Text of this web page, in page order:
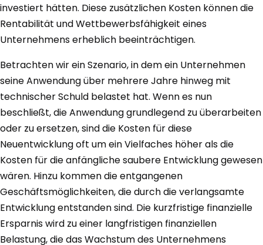
investiert hätten. Diese zusätzlichen Kosten können die
Rentabilität und Wettbewerbsfähigkeit eines
Unternehmens erheblich beeinträchtigen.
Betrachten wir ein Szenario, in dem ein Unternehmen
seine Anwendung über mehrere Jahre hinweg mit
technischer Schuld belastet hat. Wenn es nun
beschließt, die Anwendung grundlegend zu überarbeiten
oder zu ersetzen, sind die Kosten für diese
Neuentwicklung oft um ein Vielfaches höher als die
Kosten für die anfängliche saubere Entwicklung gewesen
wären. Hinzu kommen die entgangenen
Geschäftsmöglichkeiten, die durch die verlangsamte
Entwicklung entstanden sind. Die kurzfristige finanzielle
Ersparnis wird zu einer langfristigen finanziellen
Belastung, die das Wachstum des Unternehmens